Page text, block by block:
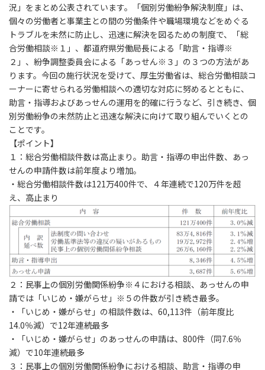
況」をまとめ公表されています。「個別労働紛争解決制度」は、
個々の労働者と事業主との間の労働条件や職場環境などをめぐる
トラブルを未然に防止し、迅速に解決を図るための制度で、「総
合労働相談※１」、都道府県労働局長による「助言・指導※
２」、紛争調整委員会による「あっせん※３」の３つの方法があ
ります。今回の施行状況を受けて、厚生労働省は、総合労働相談コ
ーナーに寄せられる労働相談への適切な対応に努めるとともに、
助言・指導およびあっせんの運用を的確に行うなど、引き続き、個
別労働紛争の未然防止と迅速な解決に向けて取り組んでいくとの
ことです。
【ポイント】
１：総合労働相談件数は高止まり。助言・指導の申出件数、あっ
せんの申請件数は前年度より増加。
・総合労働相談件数は121万400件で、４年連続で120万件を超
え、高止まり
２：民事上の個別労働関係紛争※４における相談、あっせんの申
請では「いじめ・嫌がらせ」※５の件数が引き続き最多。
・「いじめ・嫌がらせ」の相談件数は、60,113件（前年度比
14.0％減）で12年連続最多
・「いじめ・嫌がらせ」のあっせんの申請は、800件（同7.6％
減）で10年連続最多
３：民事上の個別労働関係紛争における相談、助言・指導の申